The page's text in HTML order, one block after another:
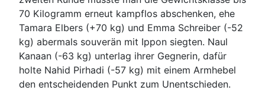
70 Kilogramm erneut kampflos abschenken, ehe
Tamara Elbers (+70 kg) und Emma Schreiber (-52
kg) abermals souverän mit Ippon siegten. Naul
Kanaan (-63 kg) unterlag ihrer Gegnerin, dafür
holte Nahid Pirhadi (-57 kg) mit einem Armhebel
den entscheidenden Punkt zum Unentschieden.